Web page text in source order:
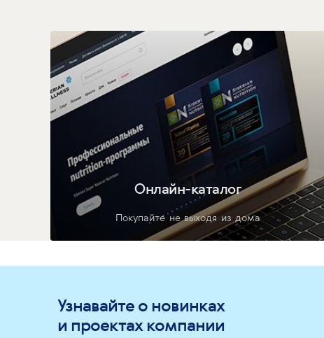
Онлайн-каталог
Покупайте не выходя из дома
Узнавайте о новинках
и проектах компании